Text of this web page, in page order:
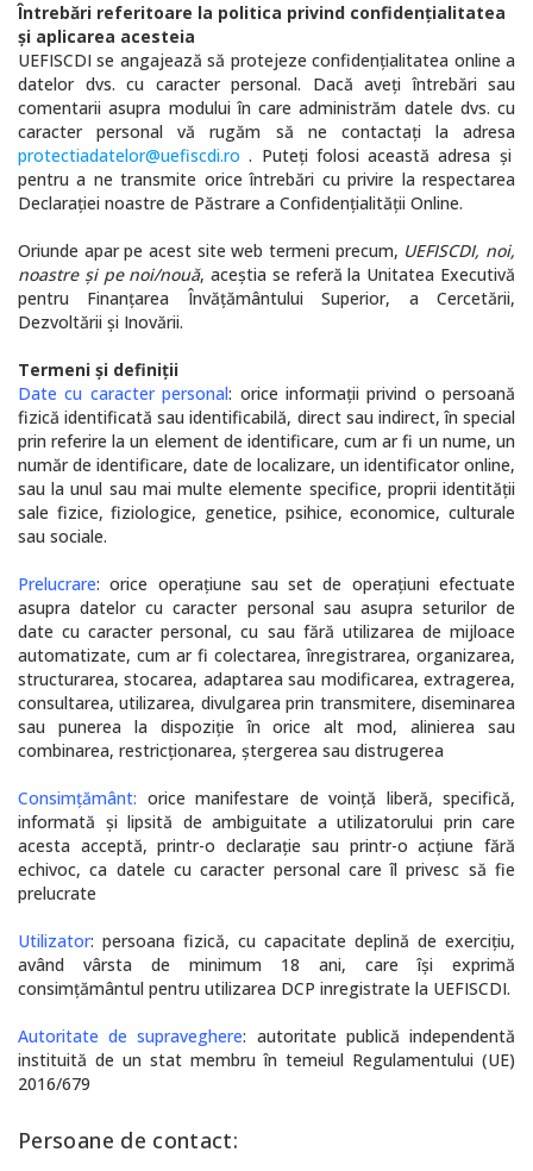
Întrebări referitoare la politica privind confidenţialitatea
şi aplicarea acesteia
UEFISCDI se angajează să protejeze confidenţialitatea online a
datelor dvs. cu caracter personal. Dacă aveţi întrebări sau
comentarii asupra modului în care administrăm datele dvs. cu
caracter personal vă rugăm să ne contactaţi la adresa
protectiadatelor@uefiscdi.ro . Puteţi folosi această adresa şi
pentru a ne transmite orice întrebări cu privire la respectarea
Declaraţiei noastre de Păstrare a Confidenţialităţii Online.
Oriunde apar pe acest site web termeni precum, UEFISCDI, noi,
noastre şi pe noi/nouă, aceştia se referă la Unitatea Executivă
pentru Finanţarea Învăţământului Superior, a Cercetării,
Dezvoltării şi Inovării.
Termeni și definiții
Date cu caracter personal: orice informaţii privind o persoană
fizică identificată sau identificabilă, direct sau indirect, în special
prin referire la un element de identificare, cum ar fi un nume, un
număr de identificare, date de localizare, un identificator online,
sau la unul sau mai multe elemente specifice, proprii identităţii
sale fizice, fiziologice, genetice, psihice, economice, culturale
sau sociale.
Prelucrare: orice operaţiune sau set de operaţiuni efectuate
asupra datelor cu caracter personal sau asupra seturilor de
date cu caracter personal, cu sau fără utilizarea de mijloace
automatizate, cum ar fi colectarea, înregistrarea, organizarea,
structurarea, stocarea, adaptarea sau modificarea, extragerea,
consultarea, utilizarea, divulgarea prin transmitere, diseminarea
sau punerea la dispoziţie în orice alt mod, alinierea sau
combinarea, restricţionarea, ştergerea sau distrugerea
Consimţământ: orice manifestare de voinţă liberă, specifică,
informată şi lipsită de ambiguitate a utilizatorului prin care
acesta acceptă, printr-o declaraţie sau printr-o acţiune fără
echivoc, ca datele cu caracter personal care îl privesc să fie
prelucrate
Utilizator: persoana fizică, cu capacitate deplină de exercițiu,
având vârsta de minimum 18 ani, care își exprimă
consimțământul pentru utilizarea DCP inregistrate la UEFISCDI.
Autoritate de supraveghere: autoritate publică independentă
instituită de un stat membru în temeiul Regulamentului (UE)
2016/679
Persoane de contact: